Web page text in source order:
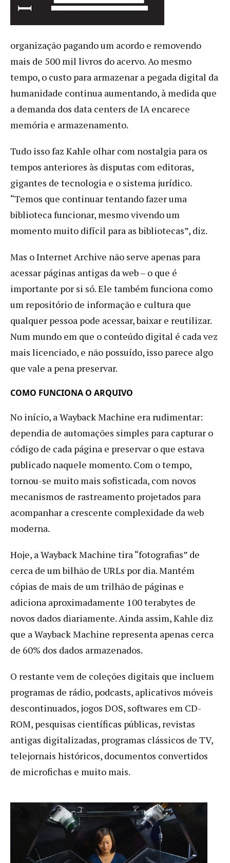
organização pagando um acordo e removendo
mais de 500 mil livros do acervo. Ao mesmo
tempo, o custo para armazenar a pegada digital da
humanidade continua aumentando, à medida que
a demanda dos data centers de IA encarece
memória e armazenamento.
Tudo isso faz Kahle olhar com nostalgia para os
tempos anteriores às disputas com editoras,
gigantes de tecnologia e o sistema jurídico.
“Temos que continuar tentando fazer uma
biblioteca funcionar, mesmo vivendo um
momento muito difícil para as bibliotecas”, diz.
Mas o Internet Archive não serve apenas para
acessar páginas antigas da web – o que é
importante por si só. Ele também funciona como
um repositório de informação e cultura que
qualquer pessoa pode acessar, baixar e reutilizar.
Num mundo em que o conteúdo digital é cada vez
mais licenciado, e não possuído, isso parece algo
que vale a pena preservar.
COMO FUNCIONA O ARQUIVO
No início, a Wayback Machine era rudimentar:
dependia de automações simples para capturar o
código de cada página e preservar o que estava
publicado naquele momento. Com o tempo,
tornou-se muito mais sofisticada, com novos
mecanismos de rastreamento projetados para
acompanhar a crescente complexidade da web
moderna.
Hoje, a Wayback Machine tira “fotografias” de
cerca de um bilhão de URLs por dia. Mantém
cópias de mais de um trilhão de páginas e
adiciona aproximadamente 100 terabytes de
novos dados diariamente. Ainda assim, Kahle diz
que a Wayback Machine representa apenas cerca
de 60% dos dados armazenados.
O restante vem de coleções digitais que incluem
programas de rádio, podcasts, aplicativos móveis
descontinuados, jogos DOS, softwares em CD-
ROM, pesquisas científicas públicas, revistas
antigas digitalizadas, programas clássicos de TV,
telejornais históricos, documentos convertidos
de microfichas e muito mais.